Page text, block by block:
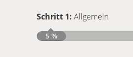
Schritt 1: Allgemein
5 %